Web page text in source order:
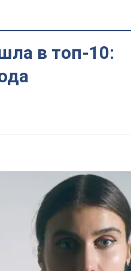
в топ-10: